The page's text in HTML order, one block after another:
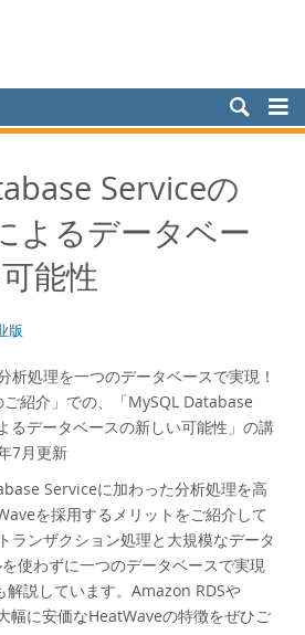
Serviceの
よるデータベー
能性
版
析処理を一つのデータベースで実現！
紹介」での、「MySQL Database
るデータベースの新しい可能性」の講
7月更新
Serviceに加わった分析処理を高
を採用するメリットをご紹介して
ランザクション処理と大規模なデータ
使わずに一つのデータベースで実現
解説しています。Amazon RDSや
幅に安価なHeatWaveの特徴をぜひご